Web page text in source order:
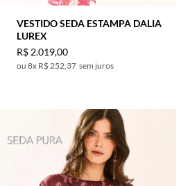
VESTIDO SEDA ESTAMPA DALIA
LUREX
R$ 2.019,00
8x R$ 252,37 sem juros